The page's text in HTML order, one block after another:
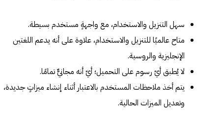
سهل التنزيل والاستخدام، مع واجهةٍ مستخدم بسيطة.
متاح عالميًا للتنزيل والاستخدام، علاوة على أنه يدعم اللغتين
الإنجليزية والروسية.
لا يُطبق أيّ رسوم على التحميل؛ أيّ أنه مجانيٌّ تمامًا.
يتم أخذ ملاحظات المستخدم بالاعتبار أثناء إنشاء ميزاتٍ جديدة،
وتعديل الميزات الحالية.